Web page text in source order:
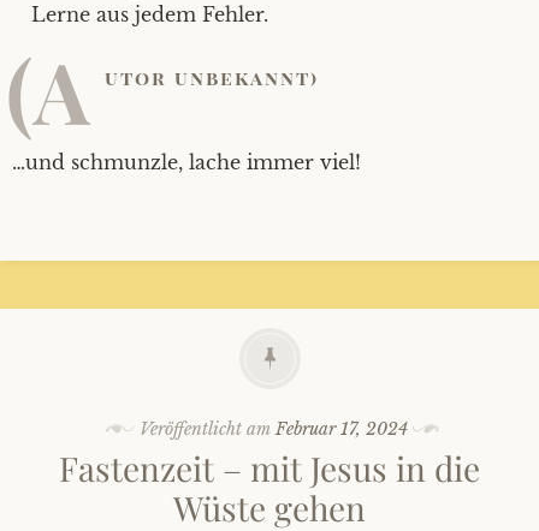
Lerne aus jedem Fehler.
(A utor unbekannt)
…und schmunzle, lache immer viel!
Veröffentlicht amFebruar 17, 2024
Fastenzeit – mit Jesus in die
Wüste gehen